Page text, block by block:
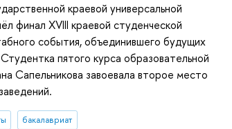
краевой универсальной
финал XVIII краевой студенческой
события, объединившего будущих
пятого курса образовательной
Сапельникова завоевала второе место
бакалавриат